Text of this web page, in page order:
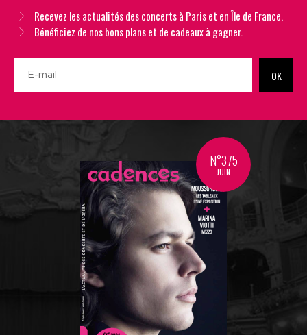
Recevez les actualités des concerts à Paris et en Île de France.
Bénéficiez de nos bons plans et de cadeaux à gagner.
OK
N°375
JUIN